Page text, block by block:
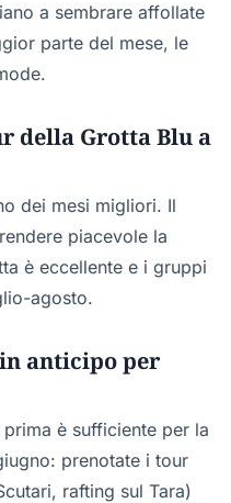
a sembrare affollate
parte del mese, le
della Grotta Blu a
dei mesi migliori. Il
piacevole la
è eccellente e i gruppi
agosto.
anticipo per
è sufficiente per la
prenotate i tour
rafting sul Tara)